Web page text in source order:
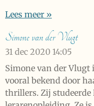
Lees meer »
Simone van der Vlugt
31 dec 2020 14:05
Simone van der Vlugt
vooral bekend door
thrillers. Zij studeerde